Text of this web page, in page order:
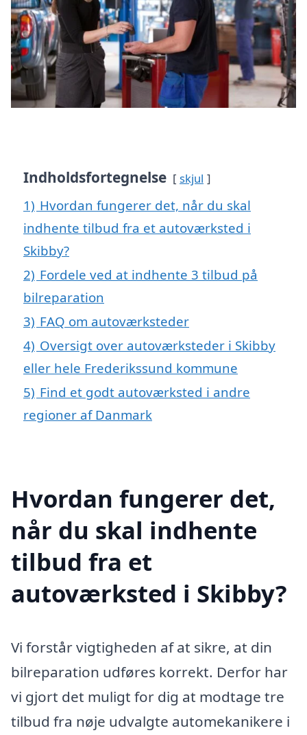
Indholdsfortegnelse skjul
1) Hvordan fungerer det, når du skal
indhente tilbud fra et autoværksted i
Skibby?
2) Fordele ved at indhente 3 tilbud på
bilreparation
3) FAQ om autoværksteder
4) Oversigt over autoværksteder i Skibby
eller hele Frederikssund kommune
5) Find et godt autoværksted i andre
regioner af Danmark
Hvordan fungerer det,
når du skal indhente
tilbud fra et
autoværksted i Skibby?
Vi forstår vigtigheden af at sikre, at din
bilreparation udføres korrekt. Derfor har
vi gjort det muligt for dig at modtage tre
tilbud fra nøje udvalgte automekanikere i